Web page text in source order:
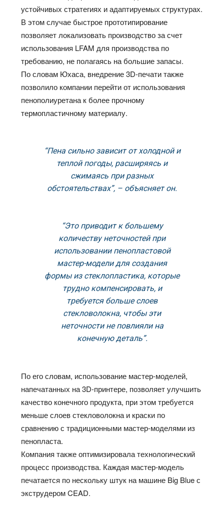
устойчивых стратегиях и адаптируемых структурах.
В этом случае быстрое прототипирование
позволяет локализовать производство за счет
использования LFAM для производства по
требованию, не полагаясь на большие запасы.
По словам Юхаса, внедрение 3D-печати также
позволило компании перейти от использования
пенополиуретана к более прочному
термопластичному материалу.
“Пена сильно зависит от холодной и
теплой погоды, расширяясь и
сжимаясь при разных
обстоятельствах”, – объясняет он.
“Это приводит к большему
количеству неточностей при
использовании пенопластовой
мастер-модели для создания
формы из стеклопластика, которые
трудно компенсировать, и
требуется больше слоев
стекловолокна, чтобы эти
неточности не повлияли на
конечную деталь”.
По его словам, использование мастер-моделей,
напечатанных на 3D-принтере, позволяет улучшить
качество конечного продукта, при этом требуется
меньше слоев стекловолокна и краски по
сравнению с традиционными мастер-моделями из
пенопласта.
Компания также оптимизировала технологический
процесс производства. Каждая мастер-модель
печатается по нескольку штук на машине Big Blue с
экструдером CEAD.